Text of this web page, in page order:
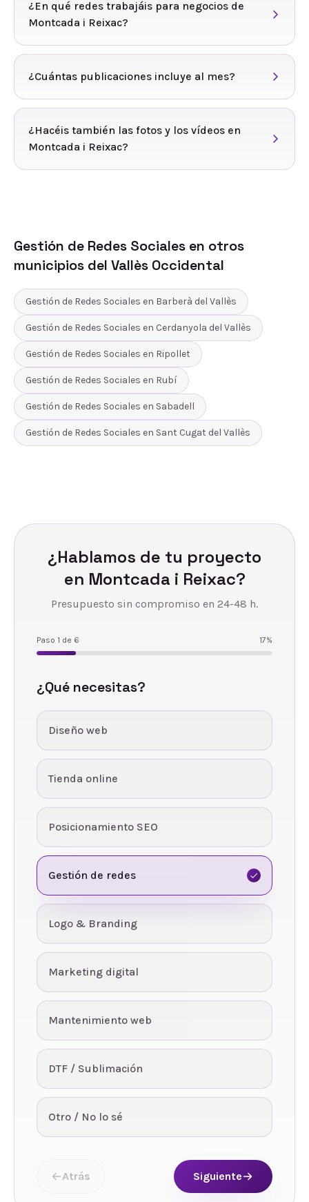
¿En qué redes trabajáis para negocios de
Montcada i Reixac?
¿Cuántas publicaciones incluye al mes?
¿Hacéis también las fotos y los vídeos en
Montcada i Reixac?
Gestión de Redes Sociales en otros
municipios del Vallès Occidental
Gestión de Redes Sociales en Barberà del Vallès
Gestión de Redes Sociales en Cerdanyola del Vallès
Gestión de Redes Sociales en Ripollet
Gestión de Redes Sociales en Rubí
Gestión de Redes Sociales en Sabadell
Gestión de Redes Sociales en Sant Cugat del Vallès
¿Hablamos de tu proyecto
en Montcada i Reixac?
Presupuesto sin compromiso en 24-48 h.
Paso 1 de 6 17%
¿Qué necesitas?
Diseño web
Tienda online
Posicionamiento SEO
Gestión de redes
Logo & Branding
Marketing digital
Mantenimiento web
DTF / Sublimación
Otro / No lo sé
Atrás Siguiente